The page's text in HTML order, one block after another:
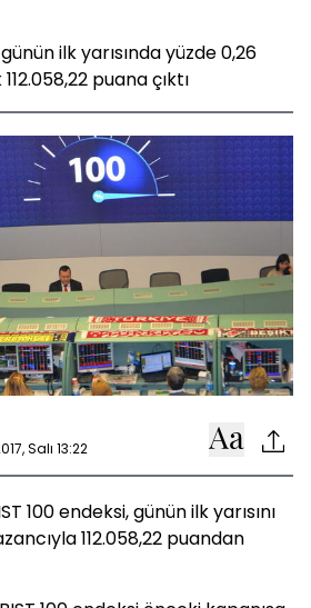
ilk yarısında yüzde 0,26
puana çıktı
Salı 13:22
100 endeksi, günün ilk yarısını
112.058,22 puandan